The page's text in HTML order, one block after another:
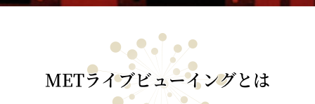
METライブビューイングとは